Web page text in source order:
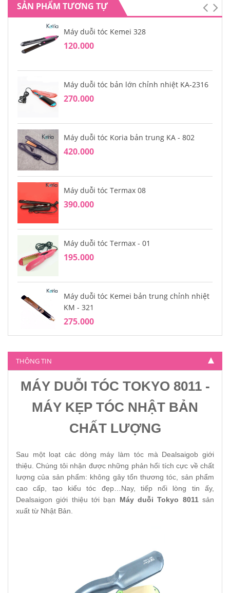
SẢN PHẨM TƯƠNG TỰ
Máy duỗi tóc Kemei 328
120.000
Máy duỗi tóc bản lớn chỉnh nhiệt KA-2316
270.000
Máy duỗi tóc Koria bản trung KA - 802
420.000
Máy duỗi tóc Termax 08
390.000
Máy duỗi tóc Termax - 01
195.000
Máy duỗi tóc Kemei bản trung chỉnh nhiệt
KM - 321
275.000
THÔNG TIN
MÁY DUỖI TÓC TOKYO 8011 -
MÁY KẸP TÓC NHẬT BẢN
CHẤT LƯỢNG
Sau một loạt các dòng máy làm tóc mà Dealsaigob giới
thiệu. Chúng tôi nhận được những phản hổi tích cực về chất
lượng của sản phẩm: không gây tổn thương tóc, sản phẩm
cao cấp, tạo kiểu tóc đẹp…Nay, tiếp nối lòng tin ấy,
Dealsaigon giới thiệu tới bạn Máy duỗi Tokyo 8011sản
xuất từ Nhật Bản.